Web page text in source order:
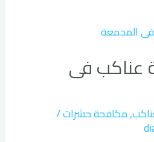
عناكب فى
,مكافحة حشرات/